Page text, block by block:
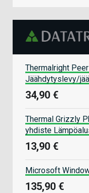
Thermalright
Jäähdytyslevy/
34,90 €
Thermal Grizzly
yhdiste
13,90 €
Microsoft
135,90 €